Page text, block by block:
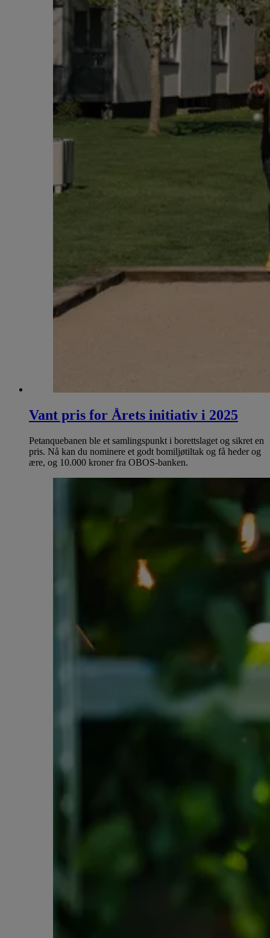
Vant pris for Årets initiativ i 2025
Petanquebanen ble et samlingspunkt i borettslaget og sikret en
pris. Nå kan du nominere et godt bomiljøtiltak og få heder og
ære, og 10.000 kroner fra OBOS-banken.